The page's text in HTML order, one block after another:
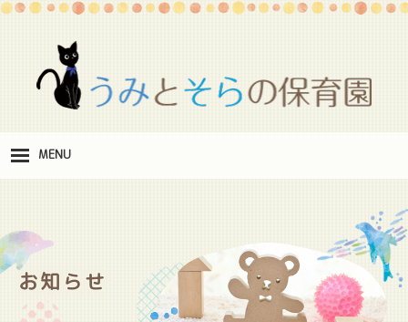
MENU
職
施 設紹介
お知らせ